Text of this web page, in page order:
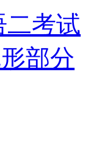
二考试
部分